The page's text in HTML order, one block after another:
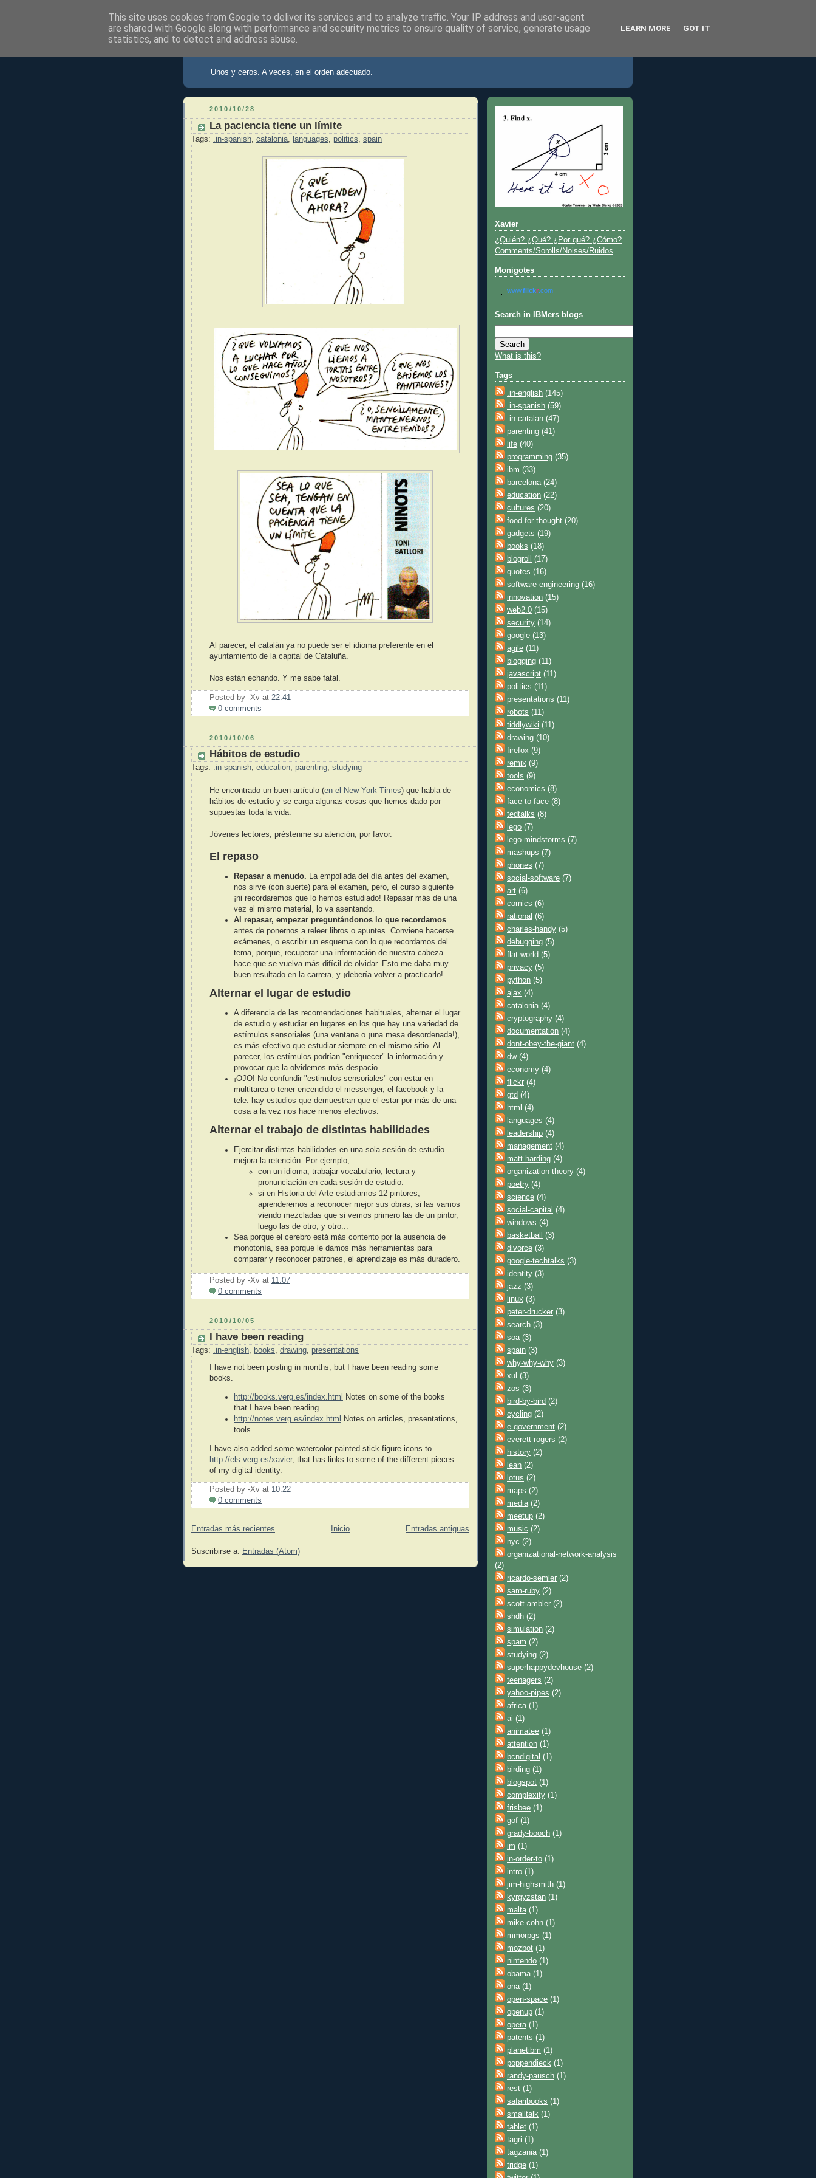
Unos y ceros. A veces, en el orden adecuado.
2010/10/28
La paciencia tiene un límite
Tags: .in-spanish catalonia languages politics spain
Al parecer, el catalán ya no puede ser el idioma preferente en el
ayuntamiento de la capital de Cataluña.
Nos están echando. Y me sabe fatal.
Posted by -Xv at 22:41
0 comments
2010/10/06
Hábitos de estudio
Tags: .in-spanish, education, parenting, studying
He encontrado un buen artículo (en el New York Times) que habla de
hábitos de estudio y se carga algunas cosas que hemos dado por
supuestas toda la vida.
Jóvenes lectores, préstenme su atención, por favor.
El repaso
Repasar a menudo. La empollada del día antes del examen,
nos sirve (con suerte) para el examen, pero, el curso siguiente
¡ni recordaremos que lo hemos estudiado! Repasar más de una
vez el mismo material, lo va asentando.
Al repasar, empezar preguntándonos lo que recordamos
antes de ponernos a releer libros o apuntes. Conviene hacerse
exámenes, o escribir un esquema con lo que recordamos del
tema, porque, recuperar una información de nuestra cabeza
hace que se vuelva más difícil de olvidar. Esto me daba muy
buen resultado en la carrera, y ¡debería volver a practicarlo!
Alternar el lugar de estudio
A diferencia de las recomendaciones habituales, alternar el lugar
de estudio y estudiar en lugares en los que hay una variedad de
estímulos sensoriales (una ventana o ¡una mesa desordenada!),
es más efectivo que estudiar siempre en el mismo sitio. Al
parecer, los estímulos podrían "enriquecer" la información y
provocar que la olvidemos más despacio.
¡OJO! No confundir "estimulos sensoriales" con estar en
multitarea o tener encendido el messenger, el facebook y la
tele: hay estudios que demuestran que el estar por más de una
cosa a la vez nos hace menos efectivos.
Alternar el trabajo de distintas habilidades
Ejercitar distintas habilidades en una sola sesión de estudio
mejora la retención. Por ejemplo,
con un idioma, trabajar vocabulario, lectura y
pronunciación en cada sesión de estudio.
si en Historia del Arte estudiamos 12 pintores,
aprenderemos a reconocer mejor sus obras, si las vamos
viendo mezcladas que si vemos primero las de un pintor,
luego las de otro, y otro...
Sea porque el cerebro está más contento por la ausencia de
monotonía, sea porque le damos más herramientas para
comparar y reconocer patrones, el aprendizaje es más duradero.
Posted by -Xv at 11:07
0 comments
2010/10/05
I have been reading
Tags: .in-english, books, drawing, presentations
I have not been posting in months, but I have been reading some
books.
http://books.verg.es/index.html
Notes on some of the books
that I have been reading
http://notes.verg.es/index.html
Notes on articles, presentations,
tools...
I have also added some watercolor-painted stick-figure icons to
http://els.verg.es/xavier, that has links to some of the different pieces
of my digital identity.
Posted by -Xv at 10:22
0 comments
Entradas más recientes Entradas antiguas
Inicio
Suscribirse a: Entradas (Atom)
Xavier
¿Quién? ¿Qué? ¿Por qué? ¿Cómo?
Comments/Sorolls/Noises/Ruidos
Monigotes
www.flickr .com
Search in IBMers blogs
What is this?
Tags
.in-english (145)
.in-spanish (59)
.in-catalan (47)
parenting (41)
life (40)
programming (35)
ibm (33)
barcelona (24)
education (22)
cultures (20)
food-for-thought (20)
gadgets (19)
books (18)
blogroll
(17)
quotes (16)
software-engineering (16)
innovation (15)
web2.0 (15)
security (14)
google (13)
agile (11)
blogging (11)
javascript (11)
politics (11)
presentations (11)
robots (11)
tiddlywiki (11)
drawing (10)
firefox (9)
remix (9)
tools (9)
economics (8)
face-to-face (8)
tedtalks (8)
lego (7)
lego-mindstorms (7)
mashups (7)
phones (7)
social-software (7)
art (6)
comics (6)
rational (6)
charles-handy (5)
debugging (5)
flat-world (5)
privacy (5)
python (5)
ajax (4)
catalonia (4)
cryptography (4)
documentation (4)
dont-obey-the-giant (4)
dw(4)
economy (4)
flickr (4)
gtd (4)
html (4)
languages (4)
leadership (4)
management (4)
matt-harding (4)
organization-theory (4)
poetry (4)
science (4)
social-capital (4)
windows (4)
basketball
(3)
divorce (3)
google-techtalks (3)
identity (3)
jazz (3)
linux (3)
peter-drucker (3)
search (3)
soa (3)
spain (3)
why-why-why (3)
xul (3)
zos (3)
bird-by-bird (2)
cycling (2)
e-government (2)
everett-rogers (2)
history (2)
lean (2)
lotus (2)
maps (2)
media (2)
meetup (2)
music (2)
nyc (2)
organizational-network-analysis
(2)
ricardo-semler (2)
sam-ruby (2)
scott-ambler (2)
shdh (2)
simulation (2)
spam (2)
studying (2)
superhappydevhouse (2)
teenagers (2)
yahoo-pipes (2)
africa (1)
ai (1)
animatee (1)
attention (1)
bcndigital (1)
birding (1)
blogspot (1)
complexity (1)
frisbee (1)
gof (1)
grady-booch (1)
im (1)
in-order-to (1)
intro (1)
jim-highsmith (1)
kyrgyzstan (1)
malta (1)
mike-cohn (1)
mmorpgs (1)
mozbot (1)
nintendo (1)
obama (1)
ona (1)
open-space (1)
openup (1)
opera (1)
patents (1)
planetibm (1)
poppendieck (1)
randy-pausch (1)
rest (1)
safaribooks (1)
smalltalk (1)
tablet (1)
tagri (1)
tagzania (1)
tridge (1)
This site uses cookies from Google to deliver its services and to analyze traffic. Your IP address and user-agent
are shared with Google along with performance and security metrics to ensure quality of service, generate usage
statistics, and to detect and address abuse.
LEARN MORE GOT IT